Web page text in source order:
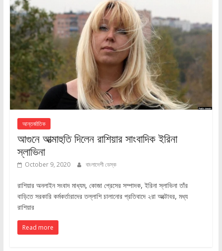
আন্তর্জাতিক
আগুনে আত্মাহুতি দিলেন রাশিয়ার সাংবাদিক ইরিনা
স্লাভিনা
October 9, 2020 বাংলাদেশী ডেস্ক
রাশিয়ার অনলাইন সংবাদ মাধ্যম, কোজা প্রেসের সম্পাদক, ইরিনা স্লাভিনা তাঁর
বাড়িতে সরকারি কর্মকর্তারাদের তল্লাশি চালানোর প্রতিবাদে ২রা অক্টোবর, মধ্য
রাশিয়ার
Read more